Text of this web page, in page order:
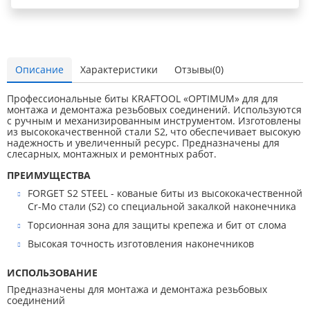
Описание Характеристики Отзывы(0)
Профессиональные биты KRAFTOOL «OPTIMUM» для для
монтажа и демонтажа резьбовых соединений. Используются
с ручным и механизированным инструментом. Изготовлены
из высококачественной стали S2, что обеспечивает высокую
надежность и увеличенный ресурс. Предназначены для
слесарных, монтажных и ремонтных работ.
ПРЕИМУЩЕСТВА
FORGET S2 STEEL - кованые биты из высококачественной
Cr-Mo стали (S2) со специальной закалкой наконечника
Торсионная зона для защиты крепежа и бит от слома
Высокая точность изготовления наконечников
ИСПОЛЬЗОВАНИЕ
Предназначены для монтажа и демонтажа резьбовых
соединений